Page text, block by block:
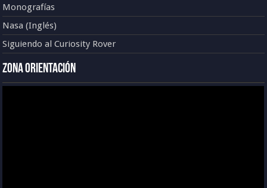
Monografías
Nasa (Inglés)
Siguiendo al Curiosity Rover
Zona Orientación